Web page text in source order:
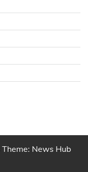
Theme: News Hub